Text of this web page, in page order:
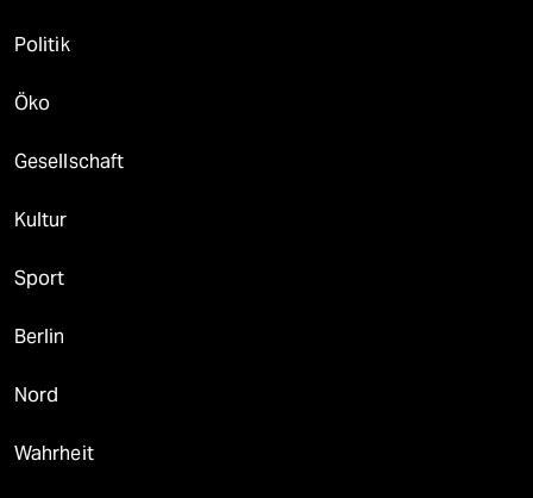
Politik
Öko
Gesellschaft
Kultur
Sport
Berlin
Nord
Wahrheit